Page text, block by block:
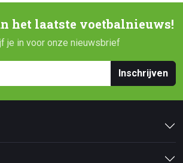
het laatste voetbalnieuws!
je in voor onze nieuwsbrief
Inschrijven